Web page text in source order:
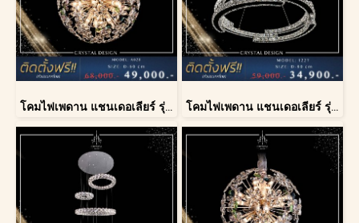
โคมไฟเพดาน แชนเดอเลียร์ รุ่น A028-D60 โคมไฟเพดาน แชนเดอเลียร์ รุ่น 1227